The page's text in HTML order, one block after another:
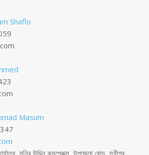
Shaflo
Masum
মনির উদ্দিন কমপ্লেক্স, উপজেলা রোড, সখীপুর ,